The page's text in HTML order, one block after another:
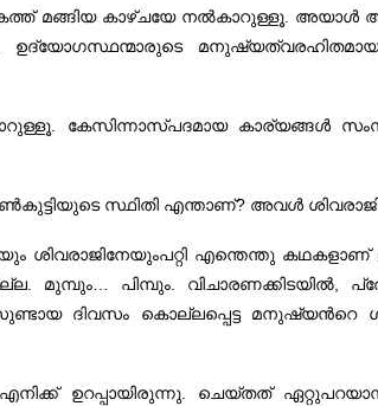
മങ്ങിയ കാഴ്‌ചയേ നല്‍കാറുള്ളൂ. അയാള്‍
കേസിന്നാസ്‌പദമായ കാര്യങ്ങള്‍
സ്ഥിതി എന്താണ്‌? അവള്‍
ശിവരാജിനേയുംപറ്റി എന്തെന്തു കഥകളാണ്‌
പിമ്പും. വിചാരണക്കിടയില്‍,
കൊല്ലപ്പെട്ട മനുഷ്യന്‍റെ
ഉറപ്പായിരുന്നു. ചെയ്‌തത്‌